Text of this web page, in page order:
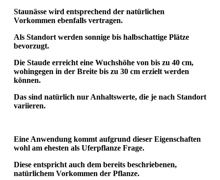
Staunässe wird entsprechend der natürlichen
Vorkommen ebenfalls vertragen.
Als Standort werden sonnige bis halbschattige Plätze
bevorzugt.
Die Staude erreicht eine Wuchshöhe von bis zu 40 cm,
wohingegen in der Breite bis zu 30 cm erzielt werden
können.
Das sind natürlich nur Anhaltswerte, die je nach Standort
variieren.
Eine Anwendung kommt aufgrund dieser Eigenschaften
wohl am ehesten als Uferpflanze Frage.
Diese entsprichtauch dem bereits beschriebenen,
natürlichem Vorkommen der Pflanze.